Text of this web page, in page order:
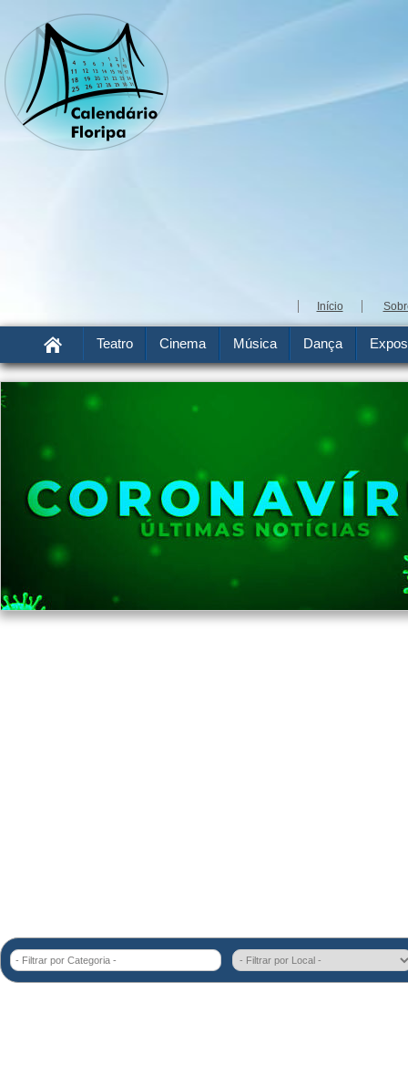
Início
Teatro Cinema Música Dança
- Filtrar por Categoria -